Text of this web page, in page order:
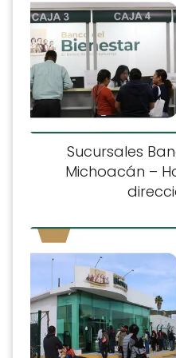
Sucursales
Michoacán –